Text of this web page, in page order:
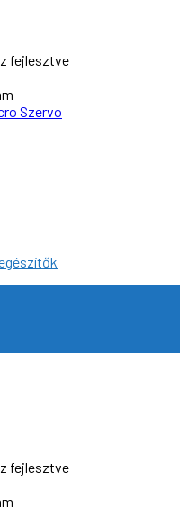
fejlesztve
Szervo
fejlesztve